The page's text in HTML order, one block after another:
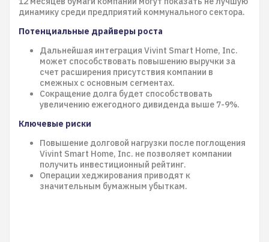
динамику среди предприятий коммунального сектора.
Потенциальные драйверы роста
Дальнейшая интеграция Vivint Smart Home, Inc.
может способствовать повышению выручки за
счет расширения присутствия компании в
смежных с основным сегментах.
Сокращение долга будет способствовать
увеличению ежегодного дивиденда выше 7-9%.
Ключевые риски
Повышение долговой нагрузки после поглощения
Vivint Smart Home, Inc. не позволяет компании
получить инвестиционный рейтинг.
Операции хеджирования приводят к
значительным бумажным убыткам.